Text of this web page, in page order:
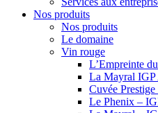
Nos produits
Nos produits
Le domaine
Vin rouge
L’Empreinte
La Mayral IGP
Cuvée
Le Phenix –